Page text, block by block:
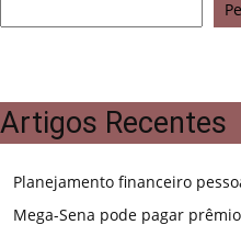
Artigos Recentes
Planejamento financeiro
Mega-Sena pode pagar